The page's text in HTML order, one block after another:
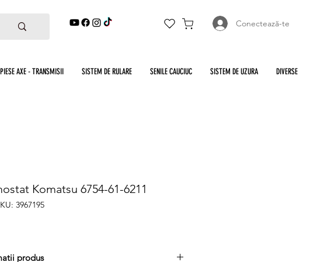
Conectează-te
PIESE AXE - TRANSMISII SISTEM DE RULARE SENILE CAUCIUC SISTEM DE UZURA DIVERSE
Komatsu 6754-61-6211
3967195
produs